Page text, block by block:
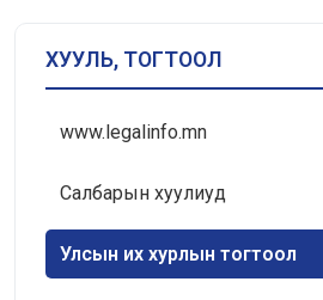
ХУУЛЬ, ТОГТООЛ
www.legalinfo.mn
Салбарын хуулиуд
Улсын их хурлын тогтоол